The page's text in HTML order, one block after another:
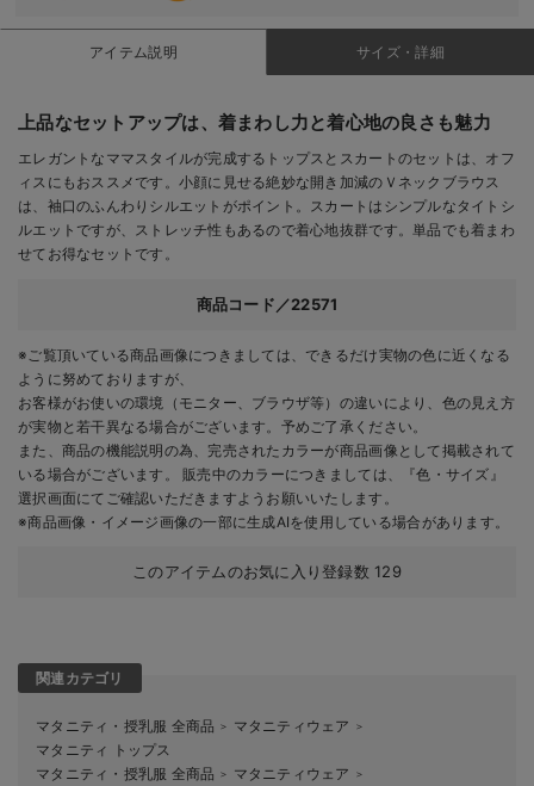
アイテム説明 サイズ・詳細
上品なセットアップは、着まわし力と着心地の良さも魅力
エレガントなママスタイルが完成するトップスとスカートのセットは、オフ
ィスにもおススメです。小顔に見せる絶妙な開き加減のＶネックブラウス
は、袖口のふんわりシルエットがポイント。スカートはシンプルなタイトシ
ルエットですが、ストレッチ性もあるので着心地抜群です。単品でも着まわ
せてお得なセットです。
商品コード／22571
※ご覧頂いている商品画像につきましては、できるだけ実物の色に近くなる
ように努めておりますが、
お客様がお使いの環境（モニター、ブラウザ等）の違いにより、色の見え方
が実物と若干異なる場合がございます。予めご了承ください。
また、商品の機能説明の為、完売されたカラーが商品画像として掲載されて
いる場合がございます。 販売中のカラーにつきましては、『色・サイズ』
選択画面にてご確認いただきますようお願いいたします。
※商品画像・イメージ画像の一部に生成AIを使用している場合があります。
このアイテムのお気に入り登録数 129
関連カテゴリ
マタニティ・授乳服 全商品 ＞ マタニティウェア ＞
マタニティ トップス
マタニティ・授乳服 全商品 ＞ マタニティウェア ＞